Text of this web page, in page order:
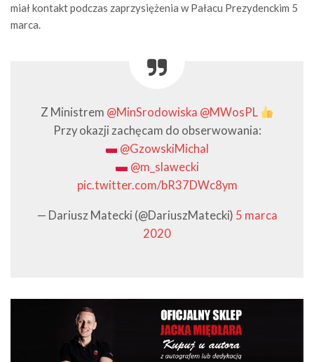
miał kontakt podczas zaprzysiężenia w Pałacu Prezydenckim 5
marca.
Z Ministrem @MinSrodowiska @MWosPL
Przy okazji zachęcam do obserwowania:
@GzowskiMichal
@m_slawecki
pic.twitter.com/bR37DWc8ym
— Dariusz Matecki (@DariuszMatecki) 5 marca
2020